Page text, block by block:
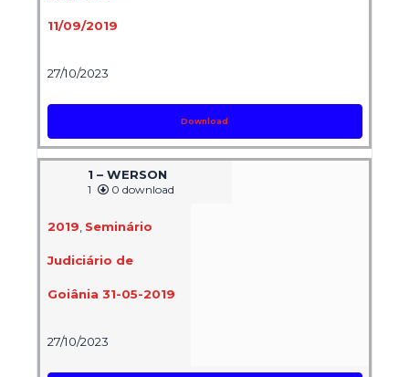
11/09/2019
27/10/2023
Download
1 – WERSON
1 0 download
2019 Seminário
Judiciário de
Goiânia 31-05-2019
27/10/2023